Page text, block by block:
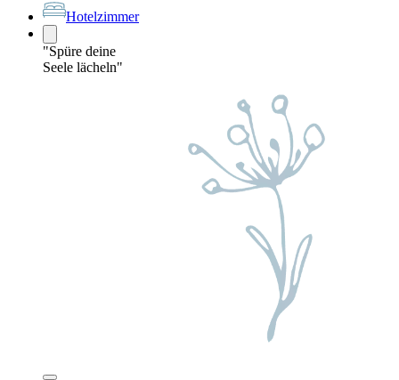
Hotelzimmer
"Spüre deine
Seele lächeln"